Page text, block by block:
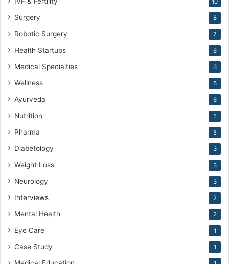
10
Surgery 8
Robotic Surgery 7
Health Startups 6
Medical Specialties 6
Wellness 6
Ayurveda 6
Nutrition 5
Pharma 5
Diabetology 3
Weight Loss 3
Neurology 3
Interviews 2
Mental Health 2
Eye Care 1
Case Study 1